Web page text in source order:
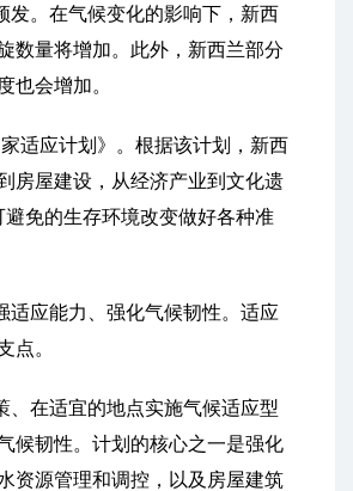
发。在气候变化的影响下，新西
数量将增加。此外，新西兰部分
也会增加。
适应计划》。根据该计划，新西
房屋建设，从经济产业到文化遗
免的生存环境改变做好各种准
适应能力、强化气候韧性。适应
点。
、在适宜的地点实施气候适应型
候韧性。计划的核心之一是强化
资源管理和调控，以及房屋建筑